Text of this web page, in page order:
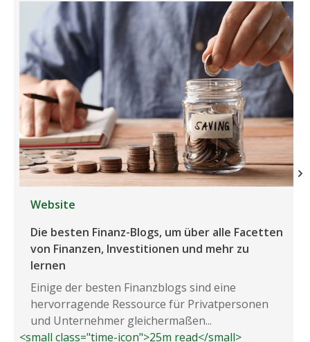
Website
Die besten Finanz-Blogs, um über alle Facetten
von Finanzen, Investitionen und mehr zu
lernen
Einige der besten Finanzblogs sind eine
hervorragende Ressource für Privatpersonen
und Unternehmer gleichermaßen...
<small class="time-icon">25m read</small>